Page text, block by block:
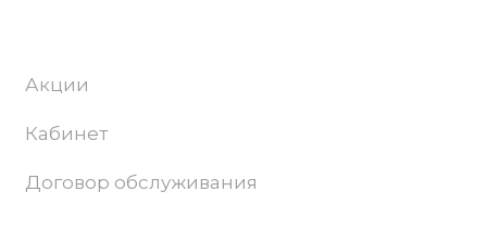
Акции
Кабинет
Договор обслуживания